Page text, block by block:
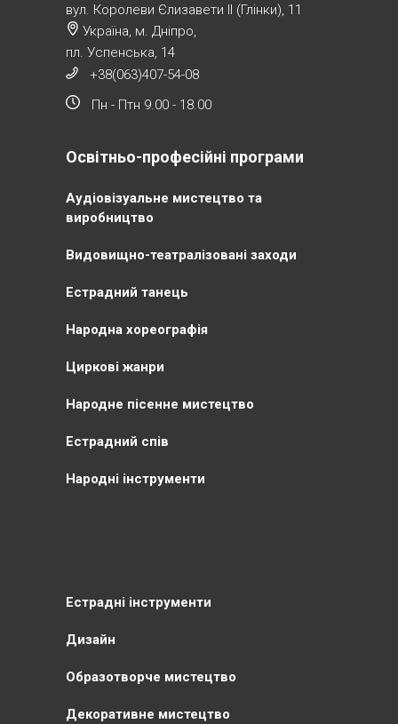
вул. Королеви Єлизавети ІІ (Глінки), 11
Україна, м. Дніпро,
пл. Успенська, 14
+38(063)407-54-08
Пн - Птн 9.00 - 18.00
Освітньо-професійні програми
Аудіовізуальне мистецтво та
виробництво
Видовищно-театралізовані заходи
Естрадний танець
Народна хореографія
Циркові жанри
Народне пісенне мистецтво
Естрадний спів
Народні інструменти
Естрадні інструменти
Дизайн
Образотворче мистецтво
Декоративне мистецтво